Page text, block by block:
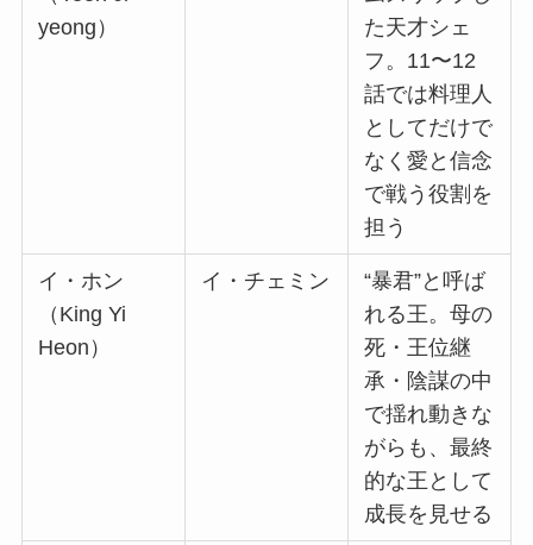
yeong）
た天才シェ
フ。11〜12
話では料理人
としてだけで
なく愛と信念
で戦う役割を
担う
イ・ホン
（King Yi
Heon）
イ・チェミン
“暴君”と呼ば
れる王。母の
死・王位継
承・陰謀の中
で揺れ動きな
がらも、最終
的な王として
成長を見せる